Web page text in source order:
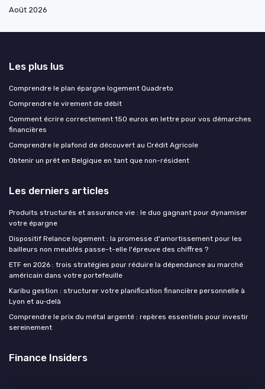
Août 2026
Les plus lus
Comprendre le plan épargne logement Quadreto
Comprendre le virement de débit
Comment écrire correctement 150 euros en lettre pour vos démarches
financières
Comprendre le plafond de découvert au Crédit Agricole
Obtenir un prêt en Belgique en tant que non-résident
Les derniers articles
Produits structurés et assurance vie : le duo gagnant pour dynamiser
votre épargne
Dispositif Relance logement : la promesse d'amortissement pour les
bailleurs non meublés passe-t-elle l'épreuve des chiffres ?
ETF en 2026 : trois stratégies pour réduire la dépendance au marché
américain dans votre portefeuille
Karibu gestion : structurer votre planification financière personnelle à
Lyon et au‑delà
Comprendre le prix du métal argenté : repères essentiels pour investir
sereinement
Finance Insiders